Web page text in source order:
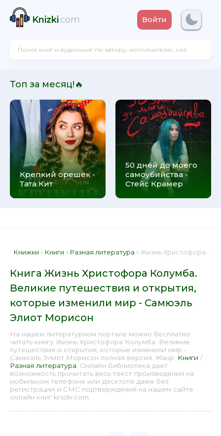
Knizki.com Войти
Топ за месяц!🔥
Крепкий орешек -
Тата Кит
50 дней до моего
самоубийства -
Стейс Крамер
Книжки » Книги » Разная литература » Жизнь Христофора Колумба. Великие путешествия и открытия, которые изменили мир - Самюэль Элиот Морисон 📕 - Книга онлайн бесплатно
Книга Жизнь Христофора Колумба.
Великие путешествия и открытия,
которые изменили мир - Самюэль
Элиот Морисон
На нашем литературном портале можно бесплатно
читать книгу Жизнь Христофора Колумба. Великие
путешествия и открытия, которые изменили мир -
Самюэль Элиот Морисон полная версия. Жанр: Книги /
Разная литература . Онлайн библиотека дает
возможность прочитать весь текст произведения на
мобильном телефоне или десктопе даже без
регистрации и СМС подтверждения на нашем сайте
онлайн книг knizki.com.